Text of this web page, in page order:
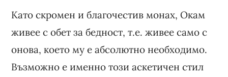
Като скромен и благочестив монах, Окам
живее с обет за бедност, т.е. живее само с
онова, което му е абсолютно необходимо.
Възможно е именно този аскетичен стил